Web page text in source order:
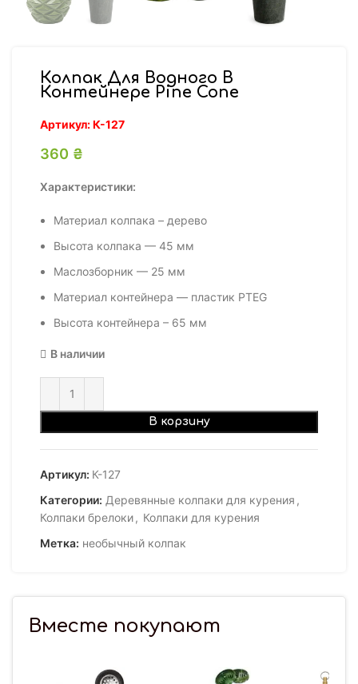
Колпак Для Водного В
Контейнере Pine Cone
Артикул:К-127
360 ₴
Характеристики:
Материал колпака – дерево
Высота колпака — 45 мм
Маслозборник — 25 мм
Материал контейнера — пластик PTEG
Высота контейнера – 65 мм
В наличии
В корзину
Артикул: К-127
Категории: Деревянные колпаки для курения ,
Колпаки брелоки, Колпаки для курения
Метка: необычный колпак
Вместе покупают